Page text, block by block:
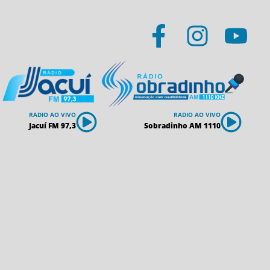
RADIO AO VIVO
Jacuí FM 97,3
RADIO AO VIVO
Sobradinho AM 1110